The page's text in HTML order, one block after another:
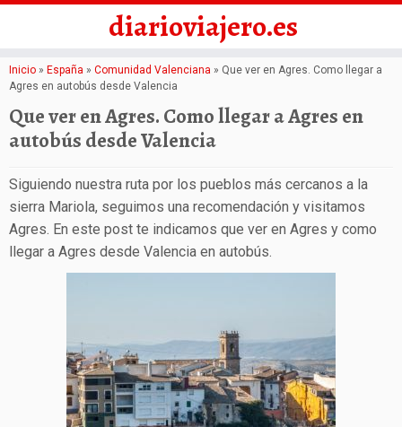
Saltar
al
contenido
diarioviajero.es
Inicio » España » Comunidad Valenciana » Que ver en Agres. Como llegar a
Agres en autobús desde Valencia
Que ver en Agres. Como llegar a Agres en
autobús desde Valencia
Siguiendo nuestra ruta por los pueblos más cercanos a la
sierra Mariola, seguimos una recomendación y visitamos
Agres. En este post te indicamos que ver en Agres y como
llegar a Agres desde Valencia en autobús.